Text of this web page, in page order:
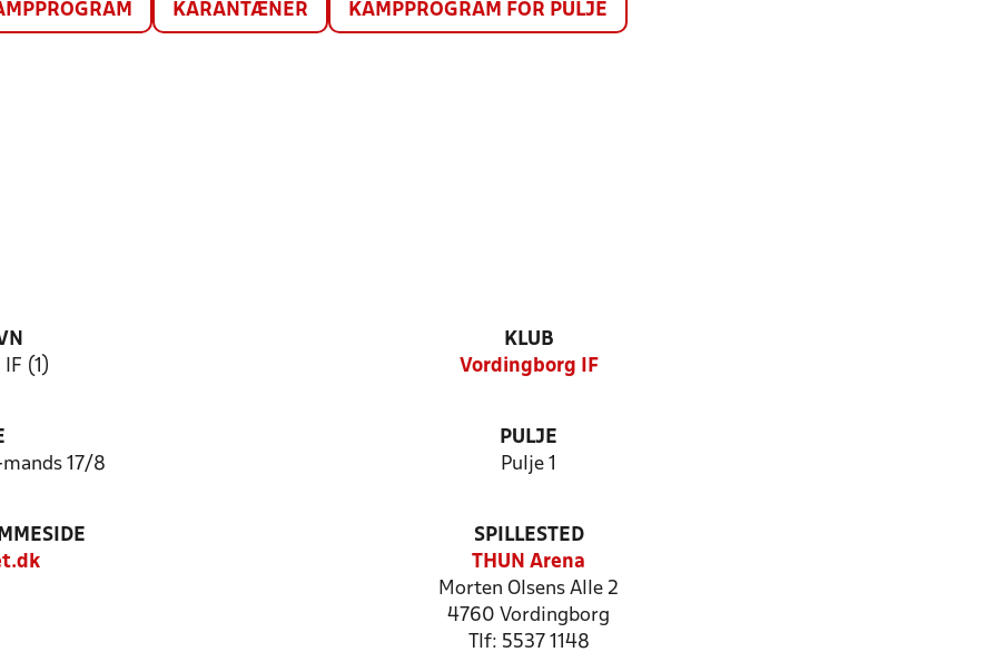
KARANTÆNER KAMPPROGRAM FOR PULJE
(1)
KLUB
Vordingborg IF
17/8
PULJE
Pulje 1
SPILLESTED
THUN Arena
Morten Olsens Alle 2
4760 Vordingborg
Tlf: 5537 1148